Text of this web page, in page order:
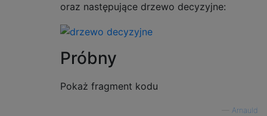
oraz następujące drzewo decyzyjne:
Próbny
Pokaż fragment kodu
Arnauld